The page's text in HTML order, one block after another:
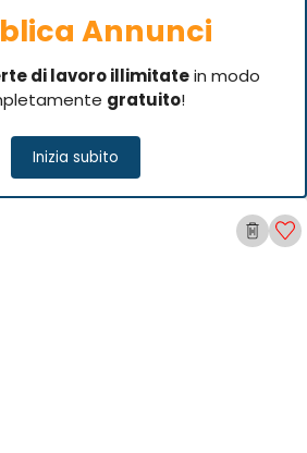
Annunci
di lavoro illimitatein modo
gratuito!
Inizia subito